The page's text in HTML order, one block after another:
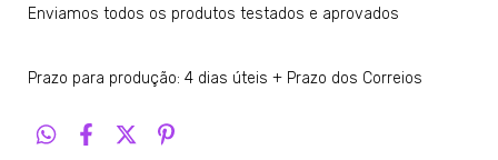
Enviamos todos os produtos testados e aprovados
Prazo para produção: 4 dias úteis + Prazo dos Correios